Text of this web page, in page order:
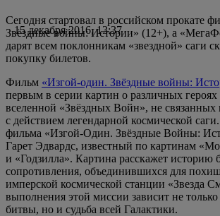
15 декабря 2016, 13:37
Сегодня стартовал в российском прокате
Звёздные войны: Истории» (12+), а
дарят всем поклонникам «звездной» саги
покупку билетов.
Фильм «Изгой-один. Звёздные войны:
первым в серии картин о различных
вселенной «Звёздных Войн», не
с действием легендарной космической
фильма «Изгой-Один. Звёздные Войны:
Гарет Эдвардс, известный по картинам
и «Годзилла». Картина расскажет историю
сопротивления, объединившихся для
имперской космической станции «Звезда
выполнения этой миссии зависит не
битвы, но и судьба всей Галактики.